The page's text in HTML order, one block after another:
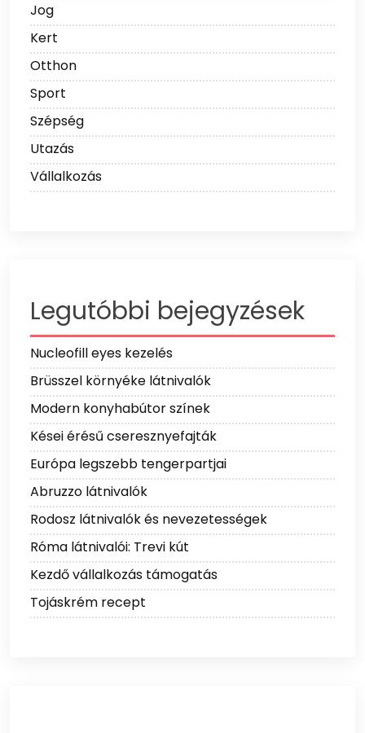
Jog
Kert
Otthon
Sport
Szépség
Utazás
Vállalkozás
Legutóbbi bejegyzések
Nucleofill eyes kezelés
Brüsszel környéke látnivalók
Modern konyhabútor színek
Kései érésű cseresznyefajták
Európa legszebb tengerpartjai
Abruzzo látnivalók
Rodosz látnivalók és nevezetességek
Róma látnivalói: Trevi kút
Kezdő vállalkozás támogatás
Tojáskrém recept